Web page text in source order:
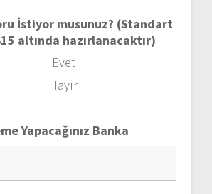
İstiyor musunuz? (Standart
altında hazırlanacaktır)
Evet
Hayır
Yapacağınız Banka